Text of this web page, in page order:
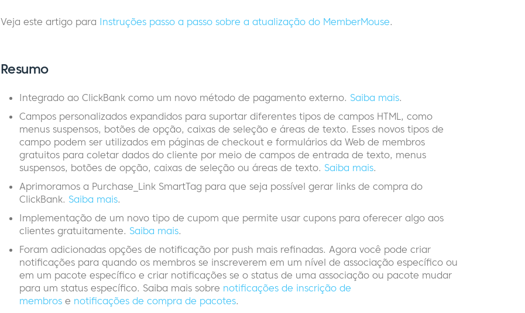
Veja este artigo para Instruções passo a passo sobre a atualização do MemberMouse.
Resumo
Integrado ao ClickBank como um novo método de pagamento externo. Saiba mais.
Campos personalizados expandidos para suportar diferentes tipos de campos HTML, como
menus suspensos, botões de opção, caixas de seleção e áreas de texto. Esses novos tipos de
campo podem ser utilizados em páginas de checkout e formulários da Web de membros
gratuitos para coletar dados do cliente por meio de campos de entrada de texto, menus
suspensos, botões de opção, caixas de seleção ou áreas de texto. Saiba mais.
Aprimoramos a Purchase_Link SmartTag para que seja possível gerar links de compra do
ClickBank. Saiba mais.
Implementação de um novo tipo de cupom que permite usar cupons para oferecer algo aos
clientes gratuitamente. Saiba mais.
Foram adicionadas opções de notificação por push mais refinadas. Agora você pode criar
notificações para quando os membros se inscreverem em um nível de associação específico ou
em um pacote específico e criar notificações se o status de uma associação ou pacote mudar
para um status específico. Saiba mais sobre notificações de inscrição de
membrose notificações de compra de pacotes.